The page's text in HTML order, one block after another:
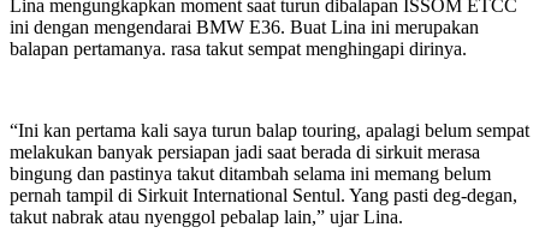
Lina mengungkapkan moment saat turun dibalapan ISSOM ETCC
ini dengan mengendarai BMW E36. Buat Lina ini merupakan
balapan pertamanya. rasa takut sempat menghingapi dirinya.
“Ini kan pertama kali saya turun balap touring, apalagi belum sempat
melakukan banyak persiapan jadi saat berada di sirkuit merasa
bingung dan pastinya takut ditambah selama ini memang belum
pernah tampil di Sirkuit International Sentul. Yang pasti deg-degan,
takut nabrak atau nyenggol pebalap lain,” ujar Lina.